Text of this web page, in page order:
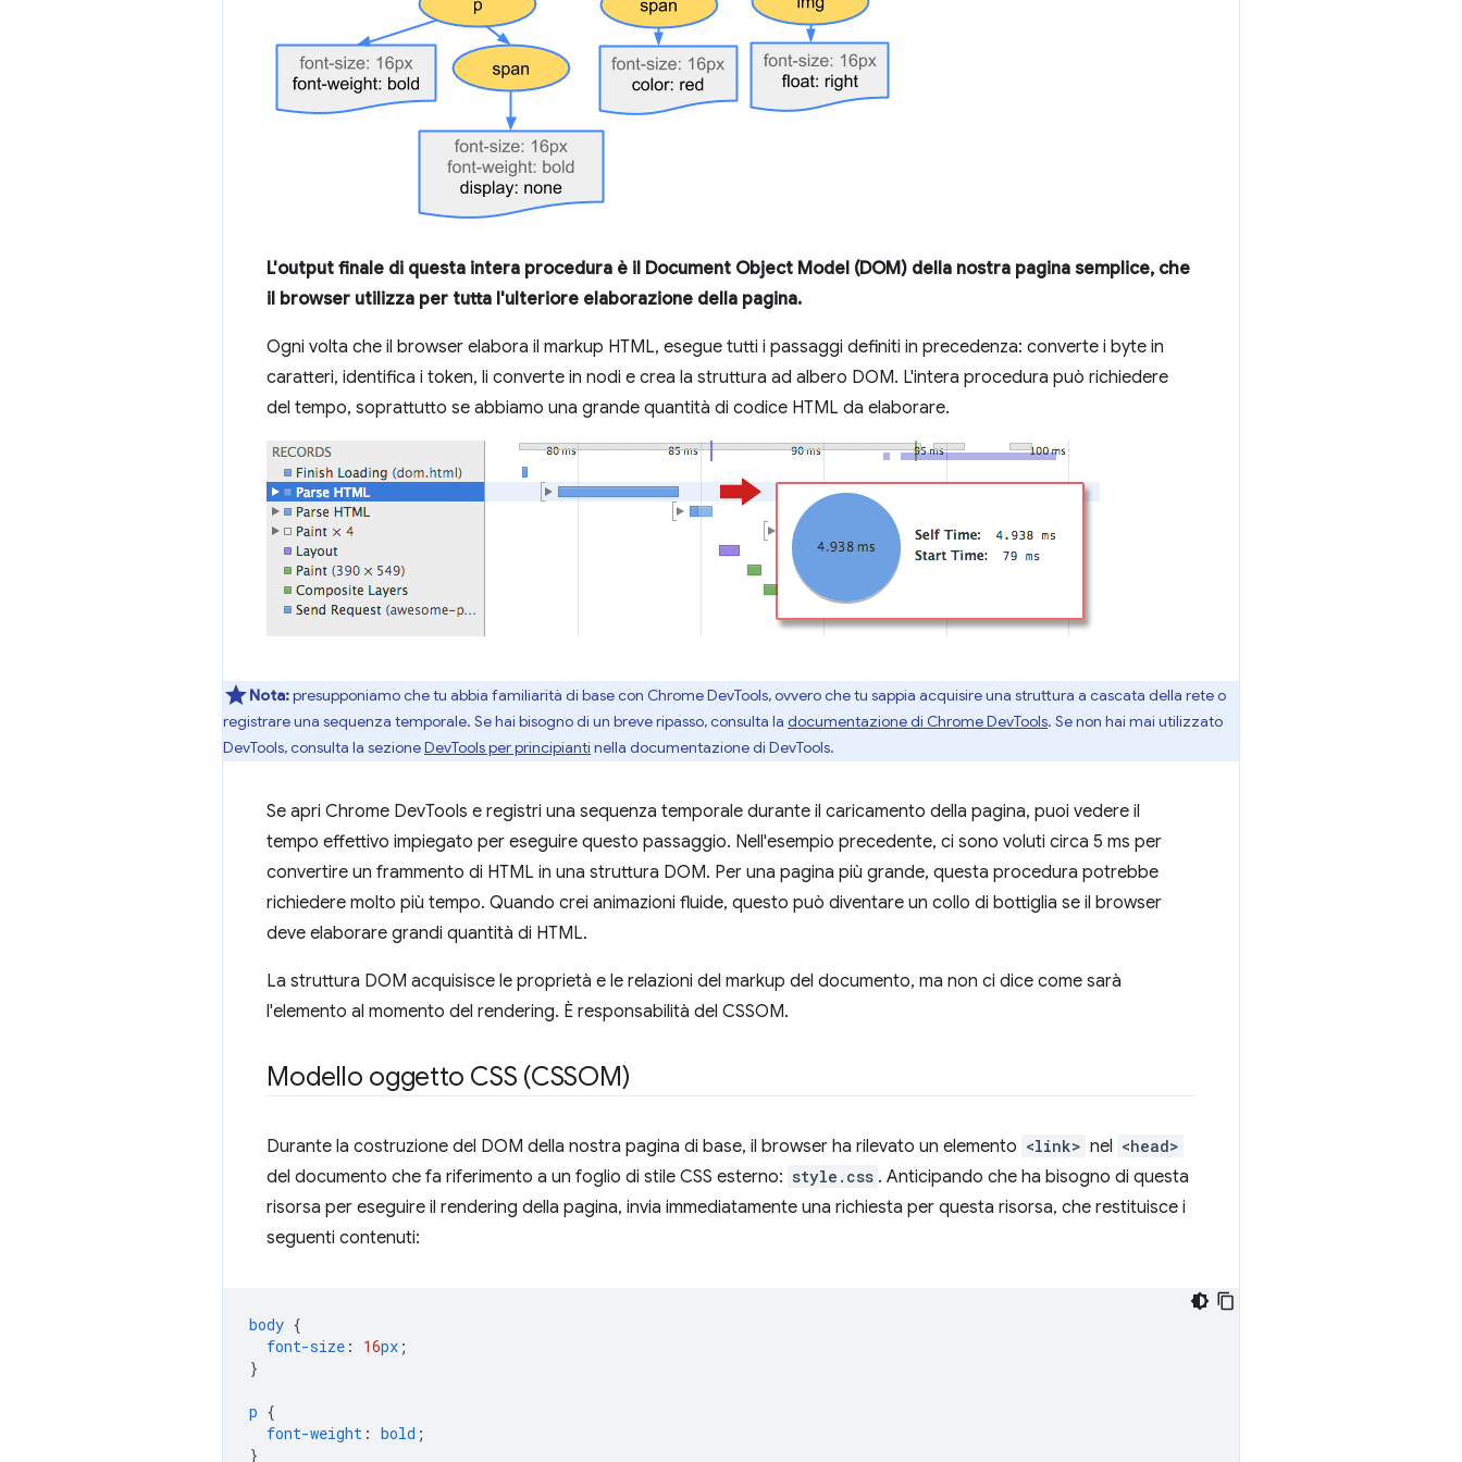
L'output finale di questa intera procedura è il Document Object Model (DOM) della nostra pagina semplice, che
il browser utilizza per tutta l'ulteriore elaborazione della pagina.
Ogni volta che il browser elabora il markup HTML, esegue tutti i passaggi definiti in precedenza: converte i byte in
caratteri, identifica i token, li converte in nodi e crea la struttura ad albero DOM. L'intera procedura può richiedere
del tempo, soprattutto se abbiamo una grande quantità di codice HTML da elaborare.
Nota:presupponiamo che tu abbia familiarità di base con Chrome DevTools, ovvero che tu sappia acquisire una struttura a cascata della rete o
registrare una sequenza temporale. Se hai bisogno di un breve ripasso, consulta la documentazione di Chrome DevTools. Se non hai mai utilizzato
DevTools, consulta la sezioneDevTools per principianti nella documentazione di DevTools.
Se apri Chrome DevTools e registri una sequenza temporale durante il caricamento della pagina, puoi vedere il
tempo effettivo impiegato per eseguire questo passaggio. Nell'esempio precedente, ci sono voluti circa 5 ms per
convertire un frammento di HTML in una struttura DOM. Per una pagina più grande, questa procedura potrebbe
richiedere molto più tempo. Quando crei animazioni fluide, questo può diventare un collo di bottiglia se il browser
deve elaborare grandi quantità di HTML.
La struttura DOM acquisisce le proprietà e le relazioni del markup del documento, ma non ci dice come sarà
l'elemento al momento del rendering. È responsabilità del CSSOM.
Modello oggetto CSS (CSSOM)
Durante la costruzione del DOM della nostra pagina di base, il browser ha rilevato un elemento <link> nel <head>
del documento che fa riferimento a un foglio di stile CSS esterno: style.css . Anticipando che ha bisogno di questa
risorsa per eseguire il rendering della pagina, invia immediatamente una richiesta per questa risorsa, che restituisce i
seguenti contenuti:
body {
font-size : 16px ;
}
p {
font-weight : bold ;
}